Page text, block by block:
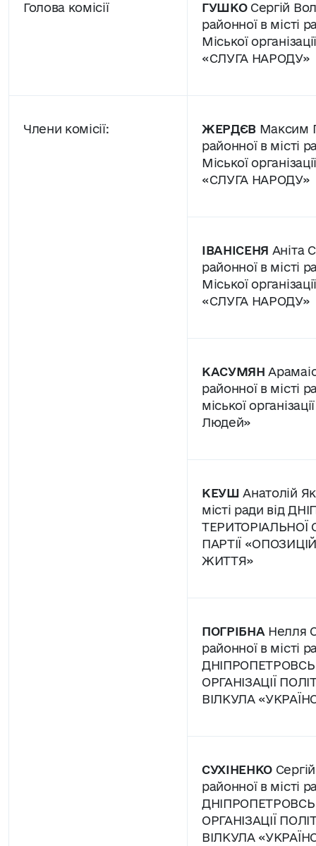
Голова комісії ГУШКОСергій
районної в місті
Міської
«СЛУГА НАРОДУ»
Члени комісії: ЖЕРДЄВ Максим
районної в місті
Міської
«СЛУГА НАРОДУ»
ІВАНІСЕНЯ Аніта
районної в місті
Міської
«СЛУГА НАРОДУ»
КАСУМЯН
районної в місті
міської
Людей»
КЕУШ Анатолій
місті ради від
ТЕРИТОРІАЛЬНОЇ
ПАРТІЇ
ЖИТТЯ»
ПОГРІБНА Нелля
районної в місті
ОРГАНІЗАЦІЇ
ВІЛКУЛА
СУХІНЕНКО
районної в місті
ОРГАНІЗАЦІЇ
ВІЛКУЛА